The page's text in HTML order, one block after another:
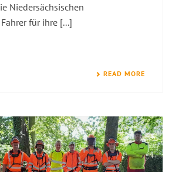
Niedersächsischen
für ihre [...]
READ MORE